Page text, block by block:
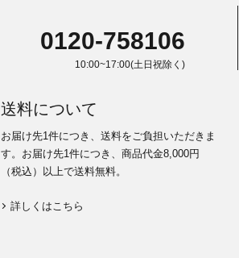
0120-758106
10:00~17:00(土日祝除く)
送料について
お届け先1件につき、送料をご負担いただきま
す。お届け先1件につき、商品代金8,000円
（税込）以上で送料無料。
詳しくはこちら